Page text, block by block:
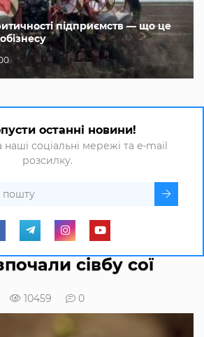
підприємств — що це
останні новини!
наші соціальні мережі та e-mail
розсилку.
сівбу сої
10459 0